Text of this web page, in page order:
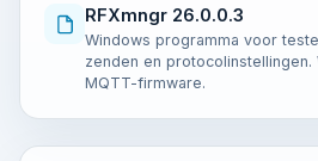
RFXmngr 26.0.0.3
Windows programma voor
zenden en protocolinstellingen.
MQTT-firmware.